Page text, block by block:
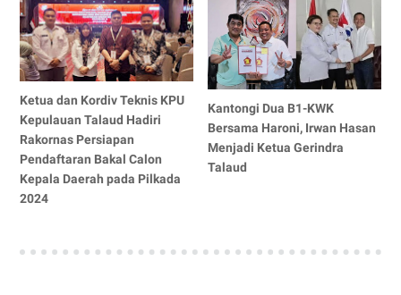
Ketua dan Kordiv Teknis KPU
Kepulauan Talaud Hadiri
Rakornas Persiapan
Pendaftaran Bakal Calon
Kepala Daerah pada Pilkada
2024
Kantongi Dua B1-KWK
Bersama Haroni, Irwan Hasan
Menjadi Ketua Gerindra
Talaud